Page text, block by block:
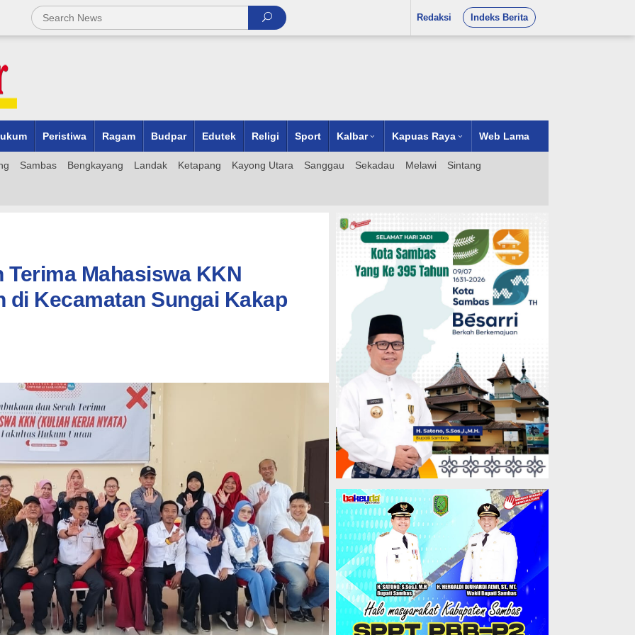
Redaksi Indeks Berita
Peristiwa Ragam Budpar Edutek Religi Sport Kalbar Kapuas Raya Web Lama
Sambas Bengkayang Landak Ketapang Kayong Utara Sanggau Sekadau Melawi Sintang
Terima Mahasiswa KKN
di Kecamatan Sungai Kakap